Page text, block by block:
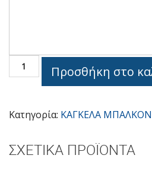
134
Προσθήκη στο
Κατηγορία: ΚΑΓΚΕΛΑ
ΣΧΕΤΙΚΆ ΠΡΟΪΌΝΤΑ